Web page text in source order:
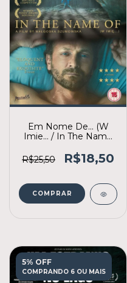
Em Nome De... (W
Imie... / In The Name
R$25,50
R$18,50
COMPRAR
5% OFF
COMPRANDO 6 OU MAIS